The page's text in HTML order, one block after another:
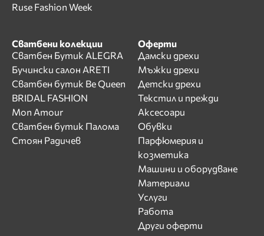
Ruse Fashion Week
Сватбени колекции
Сватбен Бутик ALEGRA
Бучински салон ARETI
Сватбен бутик Be Queen
BRIDAL FASHION
Mon Amour
Сватбен бутик Палома
Стоян Радичев
Оферти
Дамски дрехи
Мъжки дрехи
Детски дрехи
Текстил и прежди
Аксесоари
Обувки
Парфюмерия и
козметика
Машини и оборудване
Материали
Услуги
Работа
Други оферти